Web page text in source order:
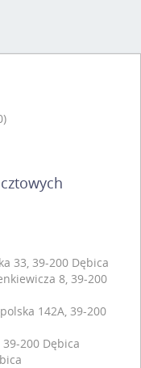
33, 39-200 Dębica
8, 39-200
142A, 39-200
200 Dębica